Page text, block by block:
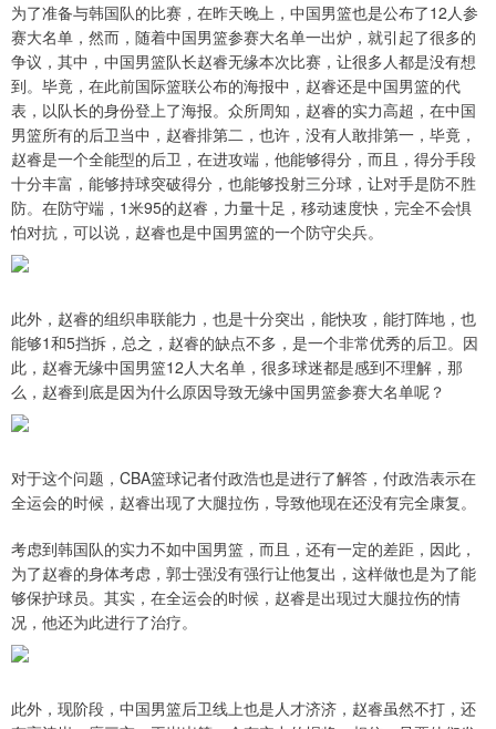
为了准备与韩国队的比赛，在昨天晚上，中国男篮也是公布了12人参
赛大名单，然而，随着中国男篮参赛大名单一出炉，就引起了很多的
争议，其中，中国男篮队长赵睿无缘本次比赛，让很多人都是没有想
到。毕竟，在此前国际篮联公布的海报中，赵睿还是中国男篮的代
表，以队长的身份登上了海报。众所周知，赵睿的实力高超，在中国
男篮所有的后卫当中，赵睿排第二，也许，没有人敢排第一，毕竟，
赵睿是一个全能型的后卫，在进攻端，他能够得分，而且，得分手段
十分丰富，能够持球突破得分，也能够投射三分球，让对手是防不胜
防。在防守端，1米95的赵睿，力量十足，移动速度快，完全不会惧
怕对抗，可以说，赵睿也是中国男篮的一个防守尖兵。
此外，赵睿的组织串联能力，也是十分突出，能快攻，能打阵地，也
能够1和5挡拆，总之，赵睿的缺点不多，是一个非常优秀的后卫。因
此，赵睿无缘中国男篮12人大名单，很多球迷都是感到不理解，那
么，赵睿到底是因为什么原因导致无缘中国男篮参赛大名单呢？
对于这个问题，CBA篮球记者付政浩也是进行了解答，付政浩表示在
全运会的时候，赵睿出现了大腿拉伤，导致他现在还没有完全康复。
考虑到韩国队的实力不如中国男篮，而且，还有一定的差距，因此，
为了赵睿的身体考虑，郭士强没有强行让他复出，这样做也是为了能
够保护球员。其实，在全运会的时候，赵睿是出现过大腿拉伤的情
况，他还为此进行了治疗。
此外，现阶段，中国男篮后卫线上也是人才济济，赵睿虽然不打，还